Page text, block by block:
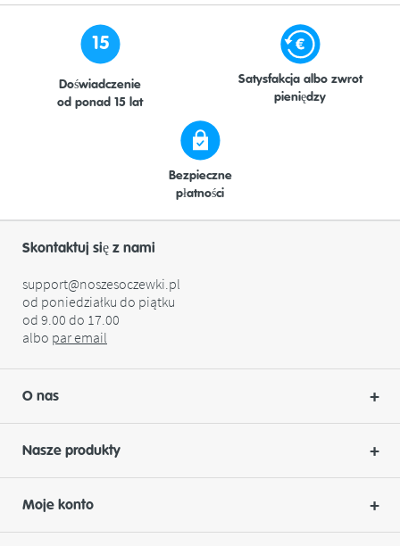
15
Doświadczenie
od ponad 15 lat
Bezpieczne
płatności
Satysfakcja albo zwrot
pieniędzy
Skontaktuj się z nami
support@noszesoczewki.pl
od poniedziałku do piątku
od 9.00 do 17.00
albo paremail
O nas
Nasze produkty
Moje konto